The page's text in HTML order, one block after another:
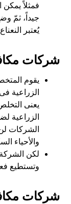
فمثلاً يمكن
جيداً، ثمّ
يُعتبر
شركات
يقوم
الزراعية
يعنى
الزراعية
الشركات
والأحياء
لكن الشركة
وتستطيع
شركات